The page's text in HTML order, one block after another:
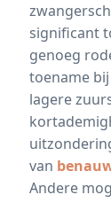
significant
genoeg
toename
lagere
van
Andere